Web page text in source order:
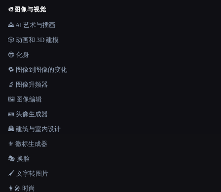
🎨 图像与视觉
🌄 AI 艺术与插画
🎲 动画和 3D 建模
😎 化身
🔁 图像到图像的变化
🔬 图像升频器
🖼️ 图像编辑
🪪 头像生成器
🏯 建筑与室内设计
⚜️ 徽标生成器
🎭 换脸
🖌️ 文字转图片
👩‍🎤 时尚